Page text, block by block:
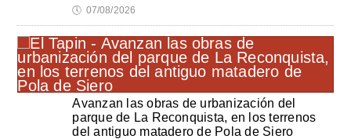
🕔 07/08/2026
Avanzan las obras de urbanización del
parque de La Reconquista, en los terrenos
del antiguo matadero de Pola de Siero